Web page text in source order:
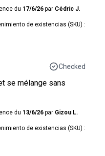
du 17/6/26 par Cédric J.
de existencias (SKU) :
Checked
se mélange sans
du 13/6/26 par Gizou L.
de existencias (SKU) :